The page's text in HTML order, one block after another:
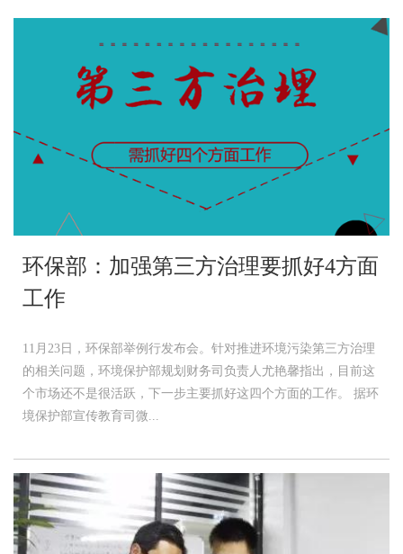
环保部：加强第三方治理要抓好4方面
工作
11月23日，环保部举例行发布会。针对推进环境污染第三方治理
的相关问题，环境保护部规划财务司负责人尤艳馨指出，目前这
个市场还不是很活跃，下一步主要抓好这四个方面的工作。 据环
境保护部宣传教育司微...